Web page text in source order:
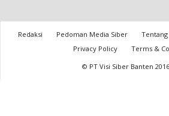
Redaksi Pedoman Media Siber Tentang
Privacy Policy
Terms &
© PT Visi Siber Banten